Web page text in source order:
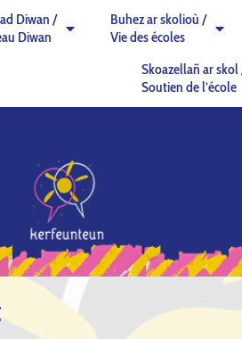
Diwan /
Diwan
Buhez ar skolioù /
Vie des écoles
Skoazellañ ar skol
Soutien de l’école